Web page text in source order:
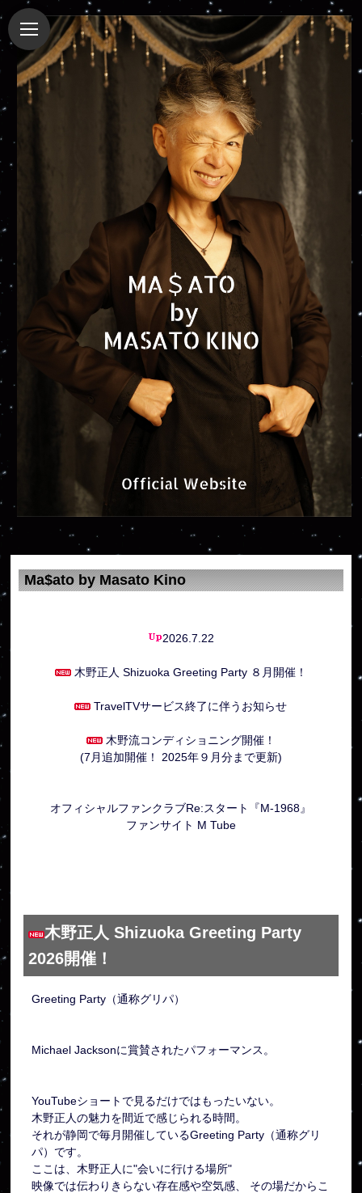
Ma$ato by Masato Kino
2026.7.22
木野正人 Shizuoka Greeting Party ８月開催！
TravelTVサービス終了に伴うお知らせ
木野流コンディショニング開催！
(7月追加開催！ 2025年９月分まで更新)
オフィシャルファンクラブRe:スタート『M-1968』
ファンサイト M Tube
木野正人 Shizuoka Greeting Party
2026開催！
Greeting Party（通称グリパ）
Michael Jacksonに賞賛されたパフォーマンス。
YouTubeショートで見るだけではもったいない。
木野正人の魅力を間近で感じられる時間。
それが静岡で毎月開催しているGreeting Party（通称グリ
パ）です。
ここは、木野正人に"会いに行ける場所"
映像では伝わりきらない存在感や空気感、 その場だからこ